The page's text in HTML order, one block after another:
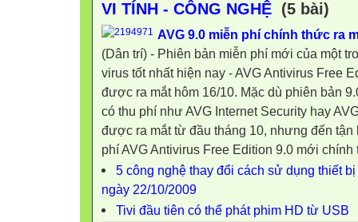
VI TÍNH - CÔNG NGHỆ (5 bài)
AVG 9.0 miễn phí chính thức ra
(Dân trí) - Phiên bản miễn phí mới của một
virus tốt nhất hiện nay - AVG Antivirus Free
được ra mắt hôm 16/10. Mặc dù phiên bản
có thu phí như AVG Internet Security hay
được ra mắt từ đầu tháng 10, nhưng đến tận
phí AVG Antivirus Free Edition 9.0 mới
5 công nghệ thay đổi cách sử dụng thiết
ngày 22/10/2009
Tivi đầu tiên có thể phát phim HD từ USB